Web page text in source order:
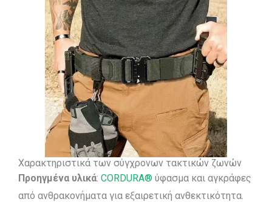
Χαρακτηριστικά των σύγχρονων τακτικών ζωνών
Προηγμένα υλικά: CORDURA® ύφασμα και αγκράφες
από ανθρακονήματα για εξαιρετική ανθεκτικότητα.